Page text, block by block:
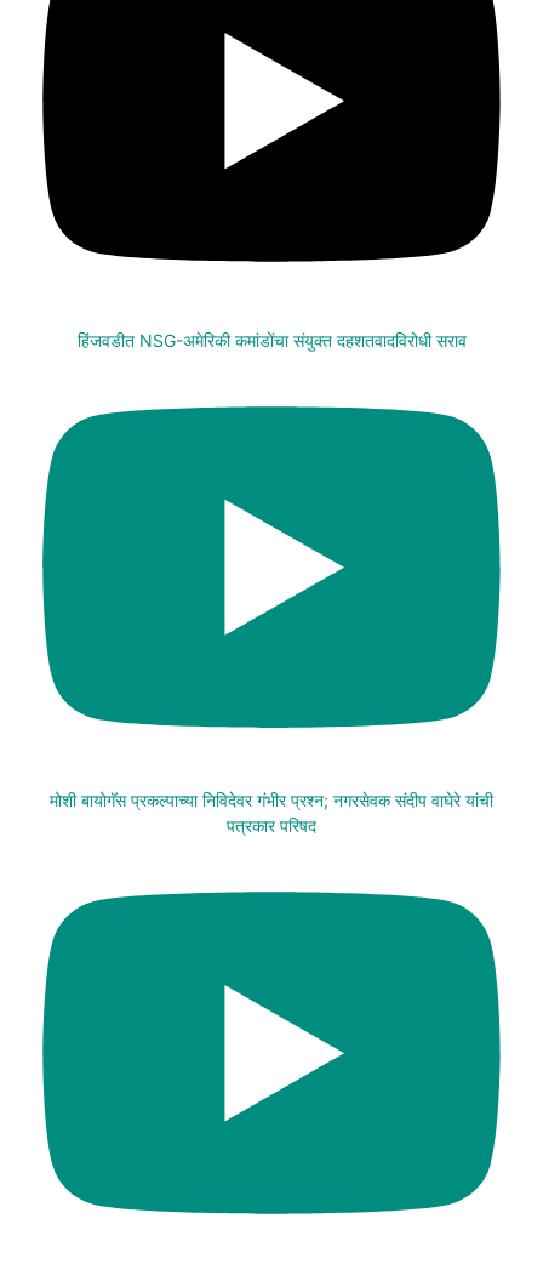
हिंजवडीत NSG-अमेरिकी कमांडोंचा संयुक्त दहशतवादविरोधी सराव
मोशी बायोगॅस प्रकल्पाच्या निविदेवर गंभीर प्रश्न; नगरसेवक संदीप वाघेरे यांची
पत्रकार परिषद